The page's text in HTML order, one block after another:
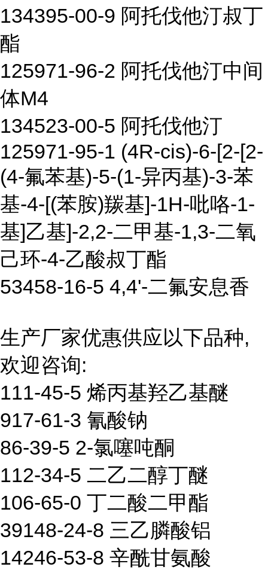
134395-00-9 阿托伐他汀叔丁
酯
125971-96-2 阿托伐他汀中间
体M4
134523-00-5 阿托伐他汀
125971-95-1 (4R-cis)-6-[2-[2-
(4-氟苯基)-5-(1-异丙基)-3-苯
基-4-[(苯胺)羰基]-1H-吡咯-1-
基]乙基]-2,2-二甲基-1,3-二氧
己环-4-乙酸叔丁酯
53458-16-5 4,4'-二氟安息香
生产厂家优惠供应以下品种,
欢迎咨询:
111-45-5 烯丙基羟乙基醚
917-61-3 氰酸钠
86-39-5 2-氯噻吨酮
112-34-5 二乙二醇丁醚
106-65-0 丁二酸二甲酯
39148-24-8 三乙膦酸铝
14246-53-8 辛酰甘氨酸